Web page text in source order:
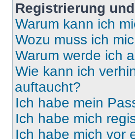
Registrierung
Warum kann ich
Wozu muss ich
Warum werde ich
Wie kann ich
auftaucht?
Ich habe mein
Ich habe mich
Ich habe mich vor